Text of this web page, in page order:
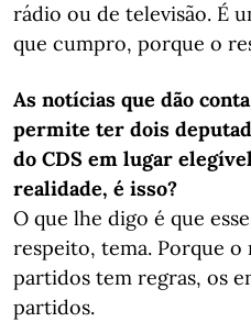
rádio ou de televisão. É
que cumpro, porque o
As notícias que dão
permite ter dois
do CDS em lugar
realidade, é isso?
O que lhe digo é que
respeito, tema. Porque
partidos tem regras, os
partidos.